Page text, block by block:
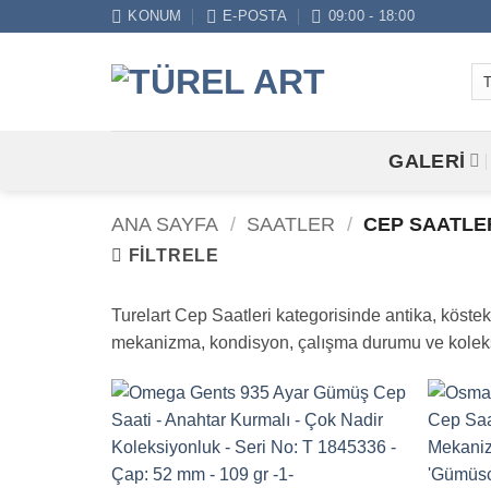
KONUM E-POSTA 09:00 - 18:00
GALERİ
ANA SAYFA / SAATLER / CEP
FILTRELE
Turelart Cep Saatleri kategorisinde antika,
mekanizma, kondisyon, çalışma durumu ve